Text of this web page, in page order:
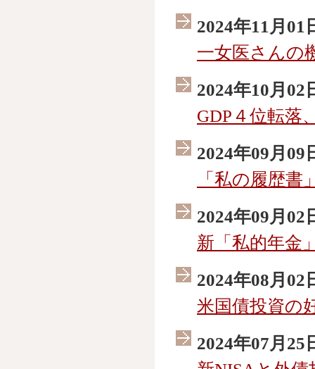
2024年11月01
一女医さんの
2024年10月02
GDP４位転落
2024年09月09
「私の履歴
2024年09月02
新「私的年金
2024年08月02
米国債投資の
2024年07月25